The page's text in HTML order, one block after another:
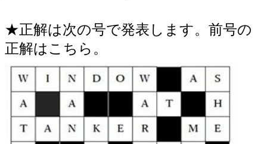
★正解は次の号で発表します。前号の
正解はこちら。